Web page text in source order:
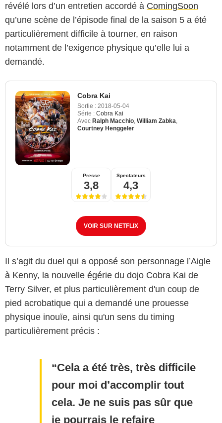
révélé lors d’un entretien accordé à ComingSoon
qu’une scène de l’épisode final de la saison 5 a été
particulièrement difficile à tourner, en raison
notamment de l’exigence physique qu’elle lui a
demandé.
Cobra Kai
Sortie : 2018-05-04
Série : Cobra Kai
Avec Ralph Macchio William Zabka
Courtney Henggeler
Presse
3,8
Spectateurs
4,3
VOIR SUR NETFLIX
Il s’agit du duel qui a opposé son personnage l’Aigle
à Kenny, la nouvelle égérie du dojo Cobra Kai de
Terry Silver, et plus particulièrement d'un coup de
pied acrobatique qui a demandé une prouesse
physique inouïe, ainsi qu'un sens du timing
particulièrement précis :
Cela a été très, très difficile
pour moi d’accomplir tout
cela. Je ne suis pas sûr que
je pourrais le refaire